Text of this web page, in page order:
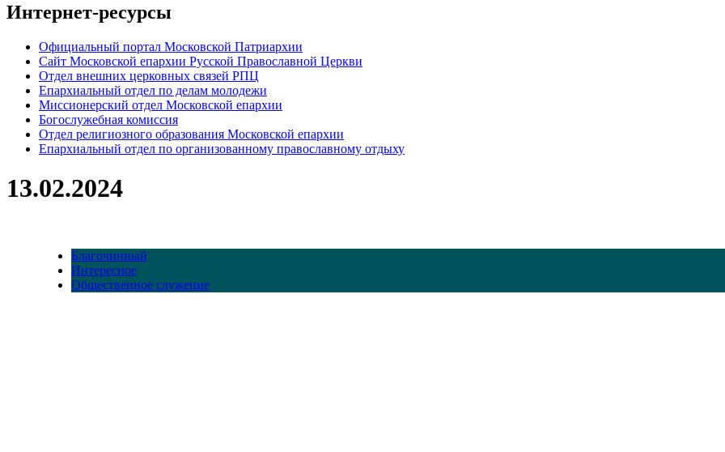
Интернет-ресурсы
Официальный портал Московской Патриархии
Сайт Московской епархии Русской Православной Церкви
Отдел внешних церковных связей РПЦ
Епархиальный отдел по делам молодежи
Миссионерский отдел Московской епархии
Богослужебная комиссия
Отдел религиозного образования Московской епархии
Епархиальный отдел по организованному православному отдыху
13.02.2024
Благочинный
Интересное
Общественное служение